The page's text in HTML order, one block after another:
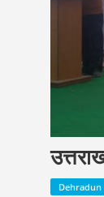
Dehradun